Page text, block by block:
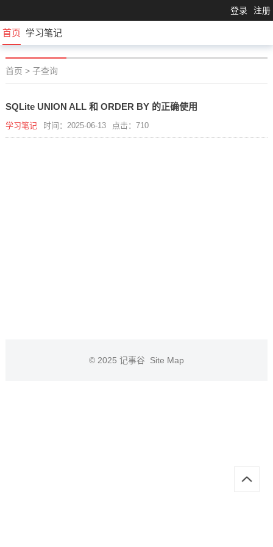
登录 注册
首页 学习笔记
首页 > 子查询
SQLite UNION ALL 和 ORDER BY 的正确使用
学习笔记 时间：2025-06-13 点击：710
© 2025 记事谷 Site Map